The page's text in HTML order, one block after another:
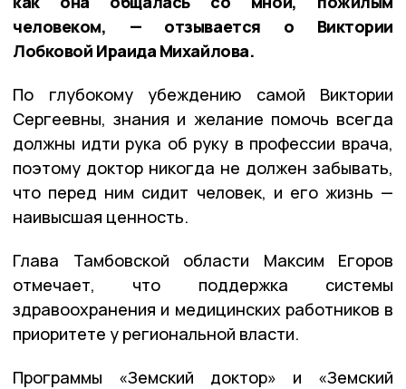
человеком, — отзывается о Виктории
Лобковой Ираида Михайлова.
По глубокому убеждению самой Виктории
Сергеевны, знания и желание помочь всегда
должны идти рука об руку в профессии врача,
поэтому доктор никогда не должен забывать,
что перед ним сидит человек, и его жизнь —
наивысшая ценность.
Глава Тамбовской области Максим Егоров
отмечает, что поддержка системы
здравоохранения и медицинских работников в
приоритете у региональной власти.
Программы «Земский доктор» и «Земский